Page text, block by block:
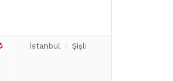
İstanbul Şişli